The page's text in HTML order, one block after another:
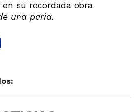
en su recordada obra
una paria.